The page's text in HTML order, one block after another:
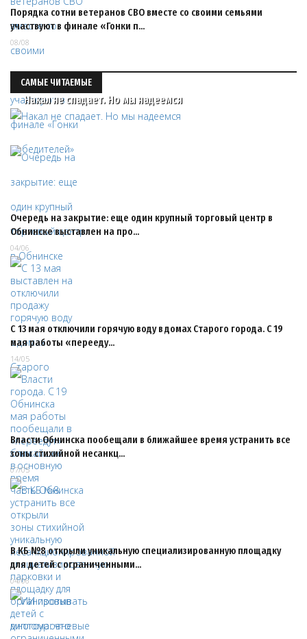
Порядка сотни ветеранов СВО вместе со своими семьями
участвуют в финале «Гонки п…
08/08
САМЫЕ ЧИТАЕМЫЕ
Накал не спадает. Но мы надеемся
Очередь на закрытие: еще один крупный торговый центр в
Обнинске выставлен на про…
04/06
С 13 мая отключили горячую воду в домах Старого города. С 19
мая работы «перееду…
14/05
Власти Обнинска пообещали в ближайшее время устранить все
зоны стихийной несанкц…
07/05
В КБ №8 открыли уникальную специализированную площадку
для детей с ограниченными…
04/06